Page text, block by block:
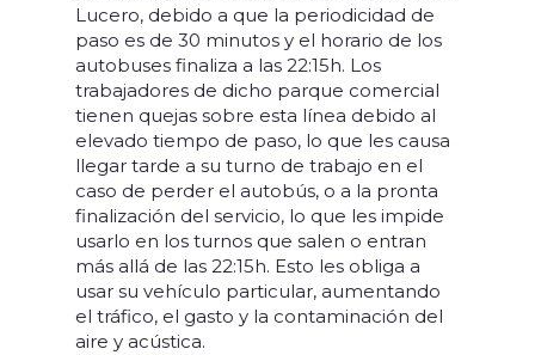
Lucero, debido a que la periodicidad de
paso es de 30 minutos y el horario de los
autobuses finaliza a las 22:15h. Los
trabajadores de dicho parque comercial
tienen quejas sobre esta línea debido al
elevado tiempo de paso, lo que les causa
llegar tarde a su turno de trabajo en el
caso de perder el autobús, o a la pronta
finalización del servicio, lo que les impide
usarlo en los turnos que salen o entran
más allá de las 22:15h. Esto les obliga a
usar su vehículo particular, aumentando
el tráfico, el gasto y la contaminación del
aire y acústica.